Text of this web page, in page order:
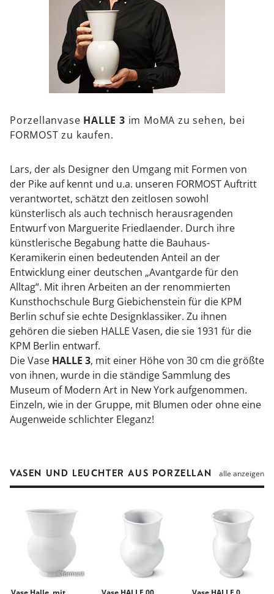
Porzellanvase HALLE 3 im MoMA zu sehen, bei
FORMOST zu kaufen.
Lars, der als Designer den Umgang mit Formen von
der Pike auf kennt und u.a. unseren FORMOST Auftritt
verantwortet, schätzt den zeitlosen sowohl
künsterlisch als auch technisch herausragenden
Entwurf von Marguerite Friedlaender. Durch ihre
künstlerische Begabung hatte die Bauhaus-
Keramikerin einen bedeutenden Anteil an der
Entwicklung einer deutschen „Avantgarde für den
Alltag“. Mit ihren Arbeiten an der renommierten
Kunsthochschule Burg Giebichenstein für die KPM
Berlin schuf sie echte Designklassiker. Zu ihnen
gehören die sieben HALLE Vasen, die sie 1931 für die
KPM Berlin entwarf.
Die Vase HALLE 3, mit einer Höhe von 30 cm die größte
von ihnen, wurde in die ständige Sammlung des
Museum of Modern Art in New York aufgenommen.
Einzeln, wie in der Gruppe, mit Blumen oder ohne eine
Augenweide schlichter Eleganz!
VASEN UND LEUCHTER AUS PORZELLAN alle anzeigen
©formost